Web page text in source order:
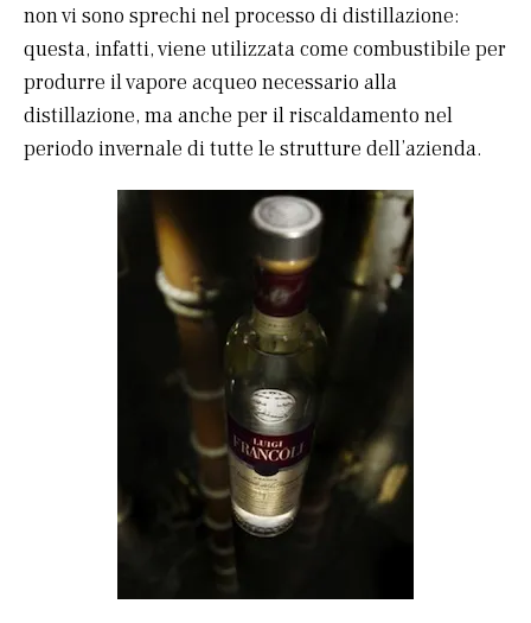
non vi sono sprechi nel processo di distillazione:
questa, infatti, viene utilizzata come combustibile per
produrre il vapore acqueo necessario alla
distillazione, ma anche per il riscaldamento nel
periodo invernale di tutte le strutture dell’azienda.